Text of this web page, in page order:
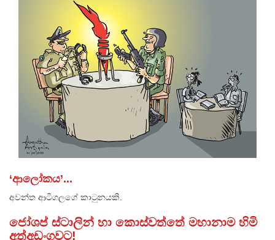
‘ආලෝකය’...
අවන්ත ආටිගලගේ කාටුනයකි.
ජෝශප් ස්ටාලින් හා කොස්වත්තේ මහානාම හිමි
අත්අඩංගුවට!